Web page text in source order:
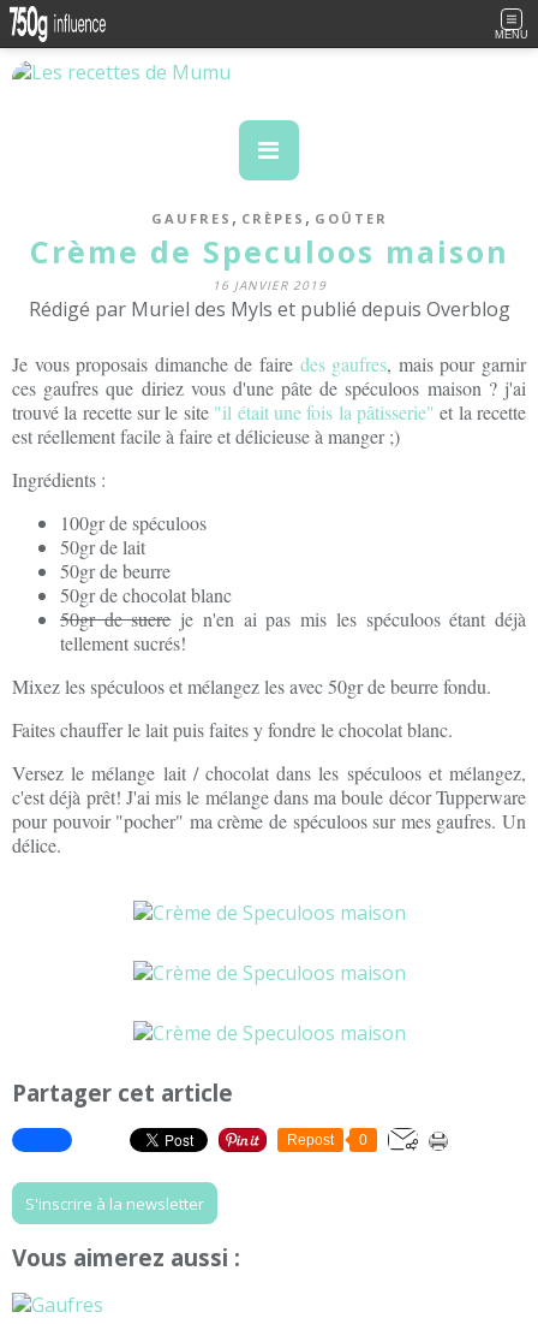
MENU
GAUFRES , CRÈPES , GOÛTER
Crème de Speculoos maison
16 JANVIER 2019
Rédigé par Muriel des Myls et publié depuis Overblog
Je vous proposais dimanche de faire des gaufres, mais pour garnir
ces gaufres que diriez vous d'une pâte de spéculoos maison ? j'ai
trouvé la recette sur le site "il était une fois la pâtisserie" et la recette
est réellement facile à faire et délicieuse à manger ;)
Ingrédients :
100gr de spéculoos
50gr de lait
50gr de beurre
50gr de chocolat blanc
50gr de sucreje n'en ai pas mis les spéculoos étant déjà
tellement sucrés!
Mixez les spéculoos et mélangez les avec 50gr de beurre fondu.
Faites chauffer le lait puis faites y fondre le chocolat blanc.
Versez le mélange lait / chocolat dans les spéculoos et mélangez,
c'est déjà prêt! J'ai mis le mélange dans ma boule décor Tupperware
pour pouvoir "pocher" ma crème de spéculoos sur mes gaufres. Un
délice.
Partager cet article
Repost 0
S'inscrire à la newsletter
Vous aimerez aussi :